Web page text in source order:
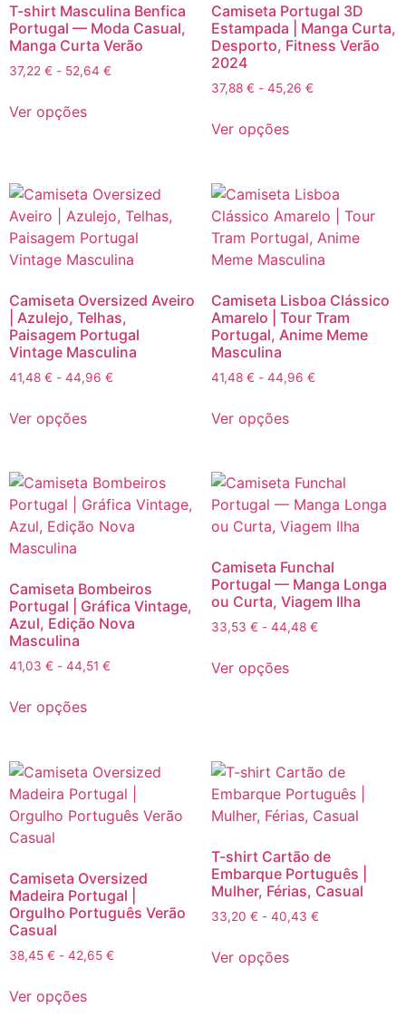
T-shirt Masculina Benfica
Portugal — Moda Casual,
Manga Curta Verão
37,22 € - 52,64 €
Ver opções
Camiseta Portugal 3D
Estampada | Manga Curta,
Desporto, Fitness Verão
2024
37,88 € - 45,26 €
Ver opções
Camiseta Oversized Aveiro
| Azulejo, Telhas,
Paisagem Portugal
Vintage Masculina
41,48 € - 44,96 €
Ver opções
Camiseta Lisboa Clássico
Amarelo | Tour Tram
Portugal, Anime Meme
Masculina
41,48 € - 44,96 €
Ver opções
Camiseta Bombeiros
Portugal | Gráfica Vintage,
Azul, Edição Nova
Masculina
41,03 € - 44,51 €
Ver opções
Camiseta Funchal
Portugal — Manga Longa
ou Curta, Viagem Ilha
33,53 € - 44,48 €
Ver opções
Camiseta Oversized
Madeira Portugal |
Orgulho Português Verão
Casual
38,45 € - 42,65 €
Ver opções
T-shirt Cartão de
Embarque Português |
Mulher, Férias, Casual
33,20 € - 40,43 €
Ver opções